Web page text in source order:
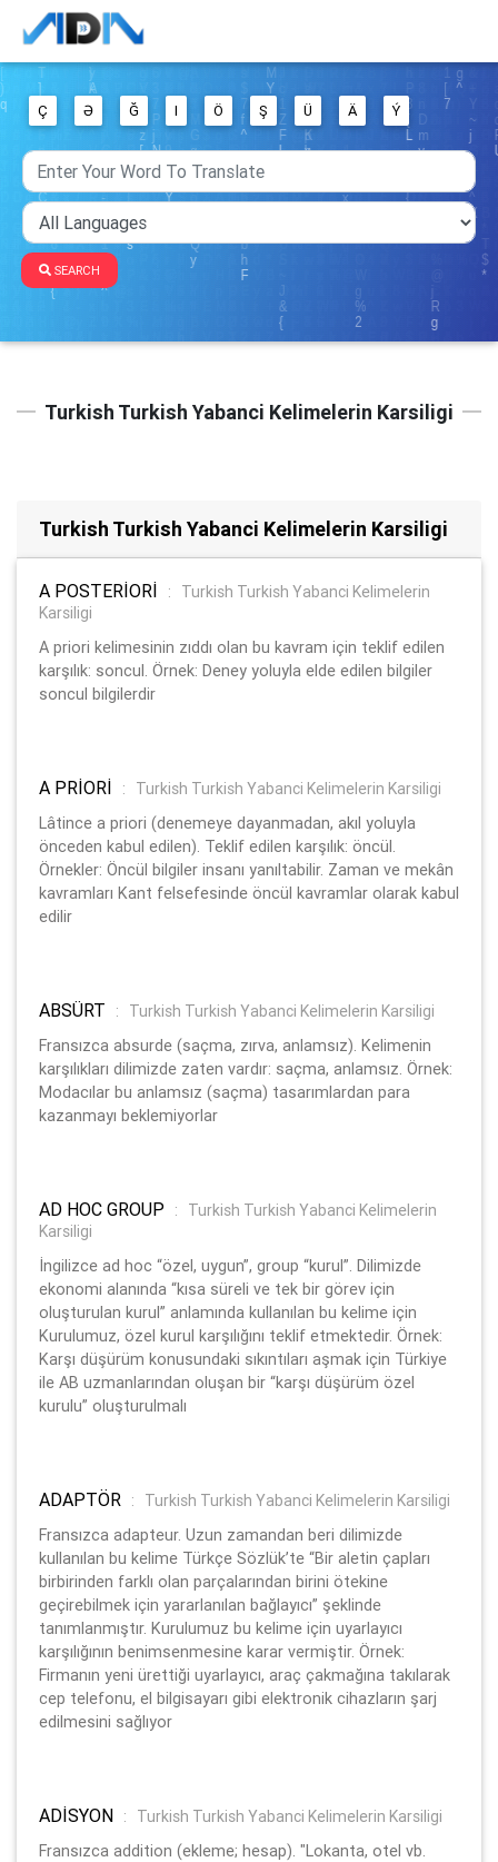
Ç Ə Ğ I Ö Ş Ü Ä Ý
SEARCH
Turkish Turkish Yabanci Kelimelerin Karsiligi
Turkish Turkish Yabanci Kelimelerin Karsiligi
A POSTERİORİ :
Turkish Turkish Yabanci Kelimelerin
Karsiligi
A priori kelimesinin zıddı olan bu kavram için teklif edilen
karşılık: soncul. Örnek: Deney yoluyla elde edilen bilgiler
soncul bilgilerdir
A PRİORİ :
Turkish Turkish Yabanci Kelimelerin Karsiligi
Lâtince a priori (denemeye dayanmadan, akıl yoluyla
önceden kabul edilen). Teklif edilen karşılık: öncül.
Örnekler: Öncül bilgiler insanı yanıltabilir. Zaman ve mekân
kavramları Kant felsefesinde öncül kavramlar olarak kabul
edilir
ABSÜRT :
Turkish Turkish Yabanci Kelimelerin Karsiligi
Fransızca absurde (saçma, zırva, anlamsız). Kelimenin
karşılıkları dilimizde zaten vardır: saçma, anlamsız. Örnek:
Modacılar bu anlamsız (saçma) tasarımlardan para
kazanmayı beklemiyorlar
AD HOC GROUP :
Turkish Turkish Yabanci Kelimelerin
Karsiligi
İngilizce ad hoc “özel, uygun”, group “kurul”. Dilimizde
ekonomi alanında “kısa süreli ve tek bir görev için
oluşturulan kurul” anlamında kullanılan bu kelime için
Kurulumuz, özel kurul karşılığını teklif etmektedir. Örnek:
Karşı düşürüm konusundaki sıkıntıları aşmak için Türkiye
ile AB uzmanlarından oluşan bir “karşı düşürüm özel
kurulu” oluşturulmalı
ADAPTÖR :
Turkish Turkish Yabanci Kelimelerin Karsiligi
Fransızca adapteur. Uzun zamandan beri dilimizde
kullanılan bu kelime Türkçe Sözlük’te “Bir aletin çapları
birbirinden farklı olan parçalarından birini ötekine
geçirebilmek için yararlanılan bağlayıcı” şeklinde
tanımlanmıştır. Kurulumuz bu kelime için uyarlayıcı
karşılığının benimsenmesine karar vermiştir. Örnek:
Firmanın yeni ürettiği uyarlayıcı, araç çakmağına takılarak
cep telefonu, el bilgisayarı gibi elektronik cihazların şarj
edilmesini sağlıyor
ADİSYON :
Turkish Turkish Yabanci Kelimelerin Karsiligi
Fransızca addition (ekleme; hesap). "Lokanta, otel vb.